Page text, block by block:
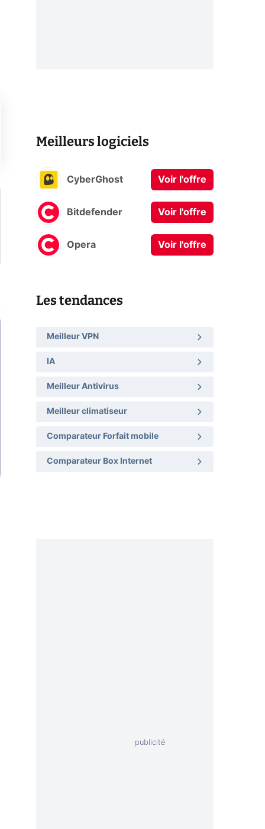
Meilleurs logiciels
CyberGhost Voir l'offre
Bitdefender Voir l'offre
Opera Voir l'offre
Les tendances
Meilleur VPN
IA
Meilleur Antivirus
Meilleur climatiseur
Comparateur Forfait mobile
Comparateur Box Internet